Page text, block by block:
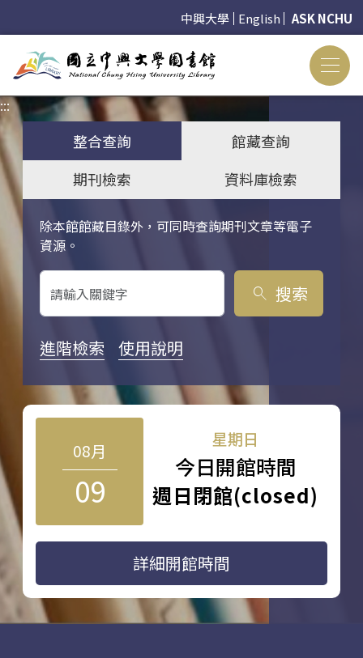
中興大學 English ASK NCHU
:::
整合查詢
館藏查詢
期刊檢索
資料庫檢索
除本館館藏目錄外，可同時查詢期刊文章等電子
資源。
關鍵字搜尋
search 搜索
進階檢索 使用說明
08月
09
星期日
今日開館時間
週日閉館(closed)
詳細開館時間